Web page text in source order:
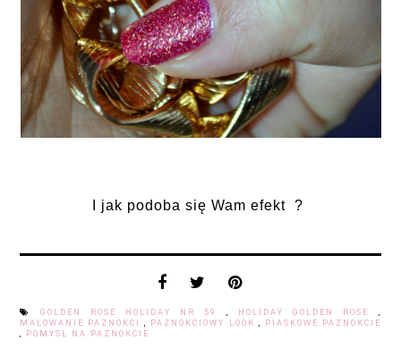
I jak podoba się Wam efekt ?
GOLDEN ROSE HOLIDAY NR 59 , HOLIDAY GOLDEN ROSE ,
MALOWANIE PAZNOKCI, PAZNOKCIOWY LOOK ,
PIASKOWE PAZNOKCIE
,
POMYSŁ NA PAZNOKCIE